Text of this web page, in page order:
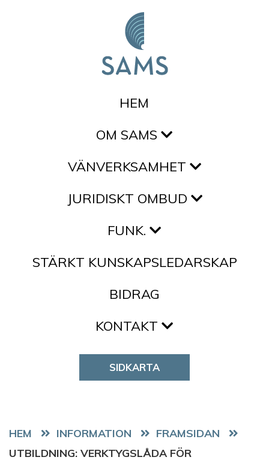
HEM
OM SAMS
VÄNVERKSAMHET
JURIDISKT OMBUD
FUNK.
STÄRKT KUNSKAPSLEDARSKAP
BIDRAG
KONTAKT
SIDKARTA
HEM
FRAMSIDAN
UTBILDNING: VERKTYGSLÅDA FÖR